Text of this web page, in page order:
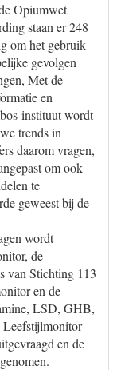
Opiumwet
staan er 248
om het gebruik
gevolgen
Met de
en
instituut wordt
trends in
daarom vragen,
om ook
te
geweest bij de
wordt
de
van Stichting 113
en de
LSD, GHB,
Leefstijlmonitor
en de